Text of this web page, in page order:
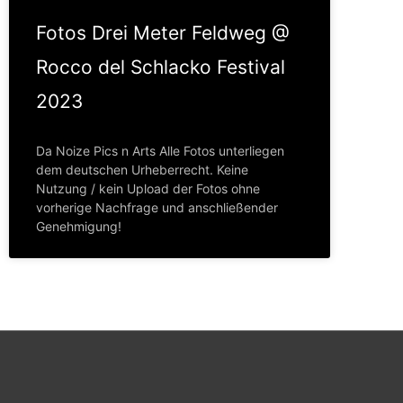
Fotos Drei Meter Feldweg @
Rocco del Schlacko Festival
2023
Da Noize Pics n Arts Alle Fotos unterliegen
dem deutschen Urheberrecht. Keine
Nutzung / kein Upload der Fotos ohne
vorherige Nachfrage und anschließender
Genehmigung!